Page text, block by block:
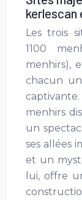
kerlescan
Les trois
1100
menhirs),
chacun
captivante.
menhirs
un
ses allées
et un
lui, offre